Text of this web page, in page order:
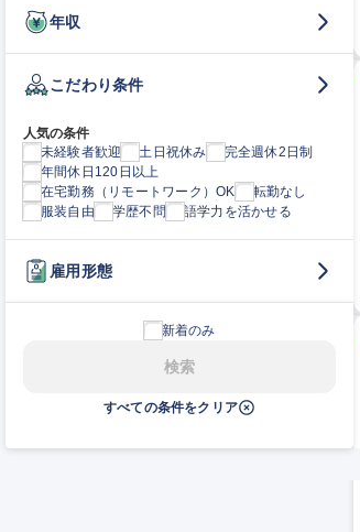
年収
こだわり条件
人気の条件
未経験者歓迎
土日祝休み
完全週休2日制
年間休日120日以上
在宅勤務（リモートワーク）OK
転勤なし
服装自由
学歴不問 語学力を活かせる
雇用形態
新着のみ
検索
すべての条件をクリア